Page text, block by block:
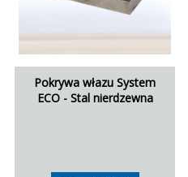
Pokrywa włazu System
ECO - Stal nierdzewna